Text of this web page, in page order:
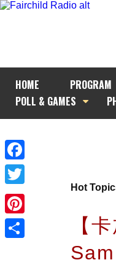
HOME PROGRAM
POLL & GAMES
Facebook
Twitter
Pinterest
Hot
【